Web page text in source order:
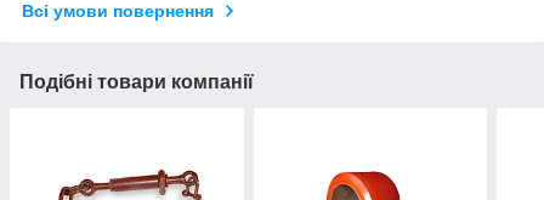
Всі умови повернення
Подібні товари компанії